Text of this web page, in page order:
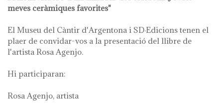
meves ceràmiques favorites"
El Museu del Càntir d'Argentona i SD·Edicions tenen el
plaer de convidar-vos a la presentació del llibre de
l'artista Rosa Agenjo.
Hi participaran:
Rosa Agenjo, artista